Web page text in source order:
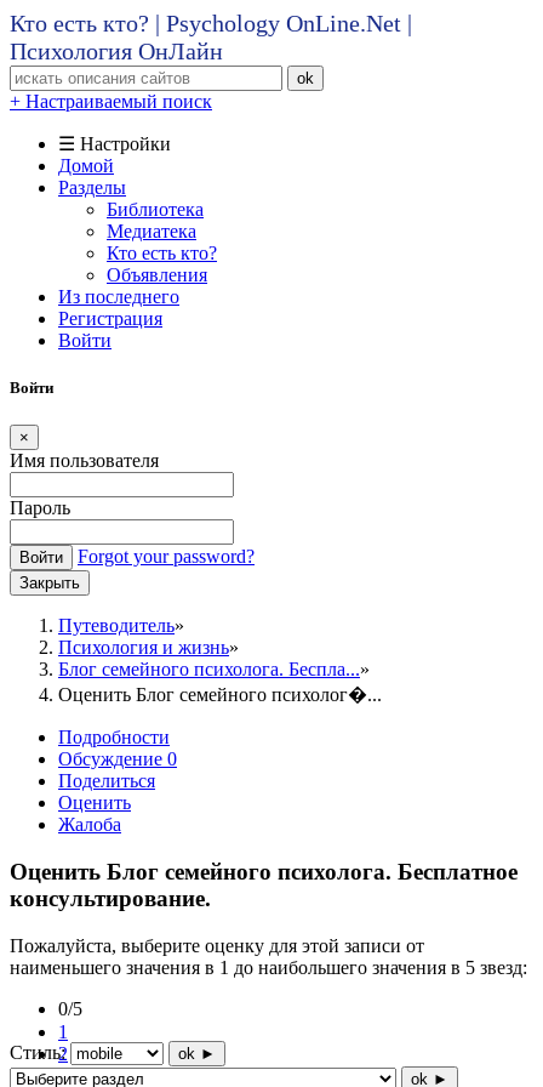
Кто есть кто? | Psychology OnLine.Net |
Психология ОнЛайн
ok
+ Настраиваемый поиск
☰ Настройки
Домой
Разделы
Библиотека
Медиатека
Кто есть кто?
Объявления
Из последнего
Регистрация
Войти
Войти
×
Имя пользователя
Пароль
Войти Forgot your password?
Закрыть
Путеводитель
Психология и жизнь
Блог семейного психолога. Беспла...
Оценить Блог семейного психолог�...
Подробности
Обсуждение 0
Поделиться
Оценить
Жалоба
Оценить Блог семейного психолога. Бесплатное
консультирование.
Пожалуйста, выберите оценку для этой записи от
наименьшего значения в 1 до наибольшего значения в 5 звезд:
0/5
1
2
3
Стиль:
ok ►
ok ►